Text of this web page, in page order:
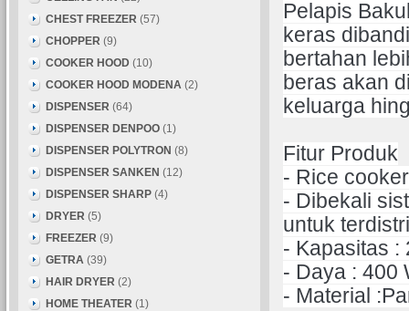
Pelapis
keras
bertahan
beras akan
keluarga
Fitur Produk
- Rice cooker
- Dibekali
untuk
- Kapasitas :
- Daya : 400
- Material
CHEST FREEZER (57)
CHOPPER (9)
COOKER HOOD (10)
COOKER HOOD MODENA (2)
DISPENSER (64)
DISPENSER DENPOO (1)
DISPENSER POLYTRON (8)
DISPENSER SANKEN (12)
DISPENSER SHARP (4)
DRYER (5)
FREEZER (9)
GETRA (39)
HAIR DRYER (2)
HOME THEATER (1)